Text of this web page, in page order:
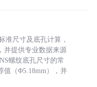
准尺寸及底孔计算，
并提供专业数据来源
螺纹底孔尺寸的常
值（Φ5.18mm），并